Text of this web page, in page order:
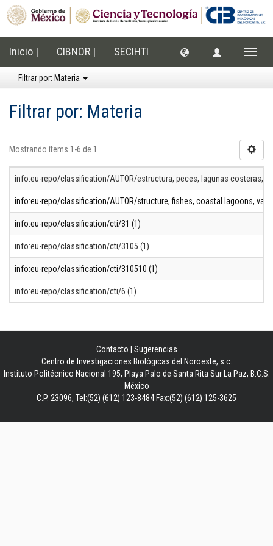
Inicio | CIBNOR | SECIHTI
Filtrar por: Materia
Filtrar por: Materia
Mostrando ítems 1-6 de 1
info:eu-repo/classification/AUTOR/estructura, peces, lagunas costeras,
info:eu-repo/classification/AUTOR/structure, fishes, coastal lagoons,
info:eu-repo/classification/cti/31 (1)
info:eu-repo/classification/cti/3105 (1)
info:eu-repo/classification/cti/310510 (1)
info:eu-repo/classification/cti/6 (1)
Contacto
Sugerencias
Centro de Investigaciones Biológicas del Noroeste, s.c.
Instituto Politécnico Nacional 195, Playa Palo de Santa Rita Sur La Paz, B.C.S.
México
C.P. 23096, Tel:(52) (612) 123-8484 Fax:(52) (612) 125-3625